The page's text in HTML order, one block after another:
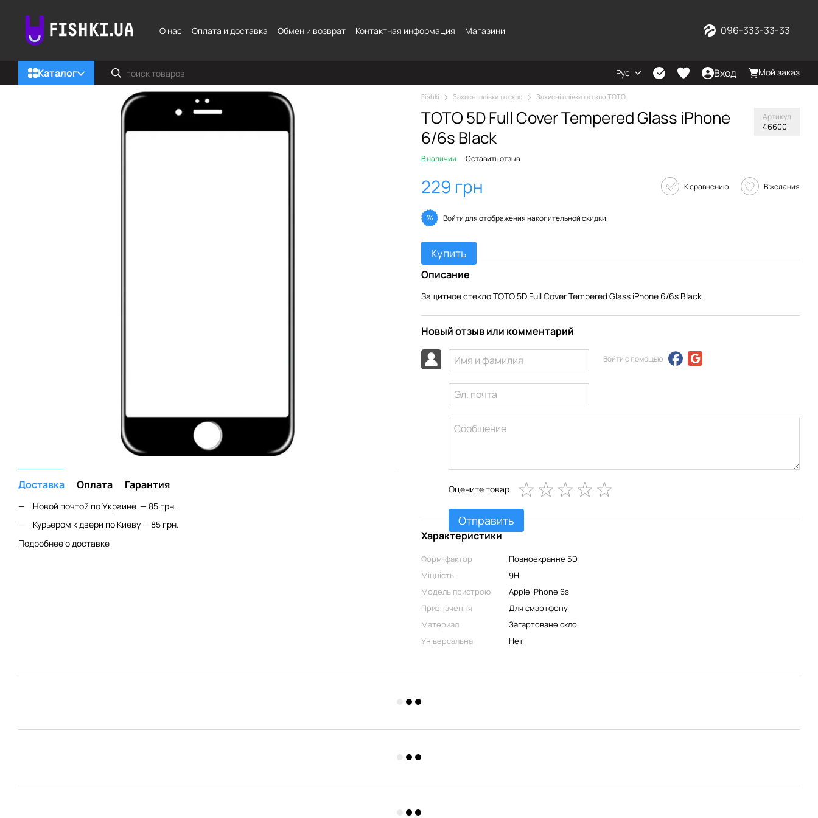
О нас
Оплата и доставка Обмен и возврат Контактная информация Магазини 096-333-33-33
Каталог Рус Вход Мой заказ
Доставка Оплата Гарантия
Новой почтой по Украине — 85 грн.
Курьером к двери по Киеву — 85 грн.
Подробнее о доставке
Fishki Захисні плівки та скло Захисні плівки та скло TOTO
TOTO 5D Full Cover Tempered Glass iPhone
6/6s Black
Артикул
46600
В наличии Оставить отзыв
229 грн К сравнению В желания
% Войтидля отображения накопительной скидки
Купить
Описание
Защитное стекло TOTO 5D Full Cover Tempered Glass iPhone 6/6s Black
Новый отзыв или комментарий
Войти с помощью
Оцените товар
Отправить
Характеристики
Форм-фактор
Повноекранне 5D
Міцність
9H
Модель пристрою
Apple iPhone 6s
Призначення
Для смартфону
Материал
Загартоване скло
Універсальна
Нет